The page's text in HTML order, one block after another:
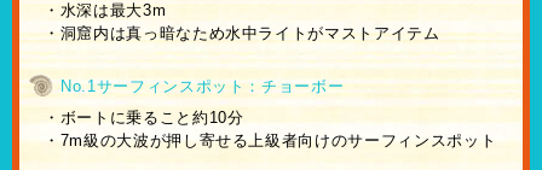
・水深は最大3m
・洞窟内は真っ暗なため水中ライトがマストアイテム
No.1サーフィンスポット：チョーボー
・ボートに乗ること約10分
・7m級の大波が押し寄せる上級者向けのサーフィンスポット